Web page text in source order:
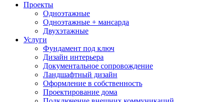
Проекты
Одноэтажные
Одноэтажные + мансарда
Двухэтажные
Услуги
Фундамент под ключ
Дизайн интерьера
Документальное сопровождение
Ландшафтный дизайн
Оформление в собственность
Проектирование дома